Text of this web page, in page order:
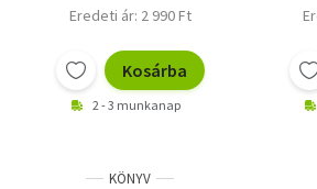
Eredeti ár: 2 990 Ft
Kosárba
2 - 3 munkanap
KÖNYV